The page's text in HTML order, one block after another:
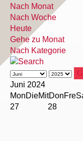
Nach Monat
Nach Woche
Heute
Gehe zu Monat
Nach Kategorie
Juni 2024
MonDieMitDonFre
27
28